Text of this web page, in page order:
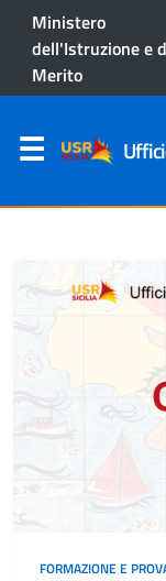
Ministero
dell'Istruzione e
Merito
FORMAZIONE E